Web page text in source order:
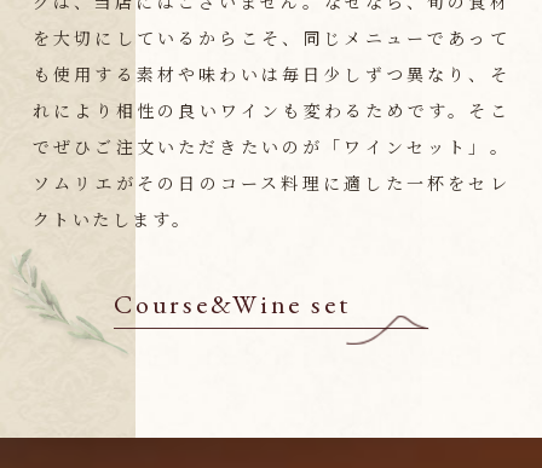
を大切にしているからこそ、同じメニューであって
も使用する素材や味わいは毎日少しずつ異なり、そ
れにより相性の良いワインも変わるためです。そこ
でぜひご注文いただきたいのが「ワインセット」。
ソムリエがその日のコース料理に適した一杯をセレ
クトいたします。
Course&Wine set